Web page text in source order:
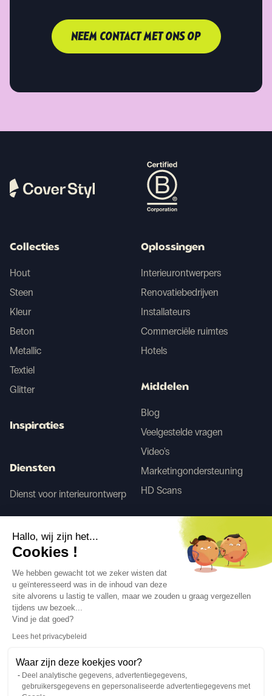
NEEM CONTACT MET ONS OP
Volg ons
Collecties
Hout
Steen
Kleur
Beton
Metallic
Textiel
Glitter
Inspiraties
Diensten
Dienst voor interieurontwerp
Oplossingen
Interieurontwerpers
Renovatiebedrijven
Installateurs
Commerciële ruimtes
Hotels
Middelen
Blog
Veelgestelde vragen
Video's
Marketingondersteuning
HD Scans
Voor/Na AI
Hallo, wij zijn het...
Cookies !
We hebben gewacht tot we zeker wisten dat
u geïnteresseerd was in de inhoud van deze
site alvorens u lastig te vallen, maar we zouden u graag vergezellen
tijdens uw bezoek...
Vind je dat goed?
Lees het privacybeleid
Waar zijn deze koekjes voor?
Deel analytische gegevens, advertentiegegevens,
gebruikersgegevens en gepersonaliseerde advertentiegegevens met